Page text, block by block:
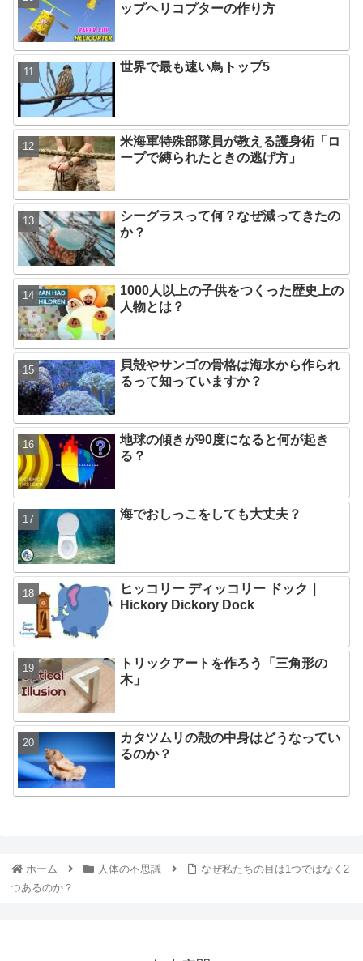
ップヘリコプターの作り方
世界で最も速い鳥トップ5
米海軍特殊部隊員が教える護身術「ロ
ープで縛られたときの逃げ方」
シーグラスって何？なぜ減ってきたの
か？
1000人以上の子供をつくった歴史上の
人物とは？
貝殻やサンゴの骨格は海水から作られ
るって知っていますか？
地球の傾きが90度になると何が起き
る？
海でおしっこをしても大丈夫？
ヒッコリー ディッコリー ドック｜
Hickory Dickory Dock
トリックアートを作ろう「三角形の
木」
カタツムリの殻の中身はどうなってい
るのか？
ホーム 人体の不思議
なぜ私たちの目は1つではなく2
つあるのか？